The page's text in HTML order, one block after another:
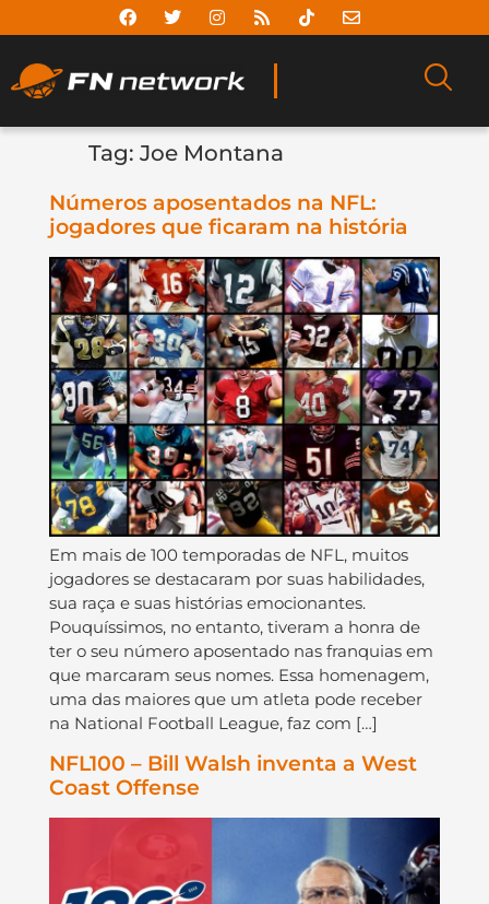
Tag: Joe Montana
Números aposentados na NFL:
jogadores que ficaram na história
Em mais de 100 temporadas de NFL, muitos
jogadores se destacaram por suas habilidades,
sua raça e suas histórias emocionantes.
Pouquíssimos, no entanto, tiveram a honra de
ter o seu número aposentado nas franquias em
que marcaram seus nomes. Essa homenagem,
uma das maiores que um atleta pode receber
na National Football League, faz com […]
NFL100 – Bill Walsh inventa a West
Coast Offense